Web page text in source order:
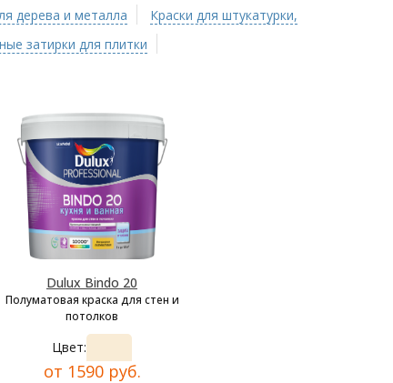
дерева и металла
Краски для штукатурки,
затирки для плитки
Dulux Bindo 20
Полуматовая краска для стен и
потолков
Цвет:
от 1590 руб.